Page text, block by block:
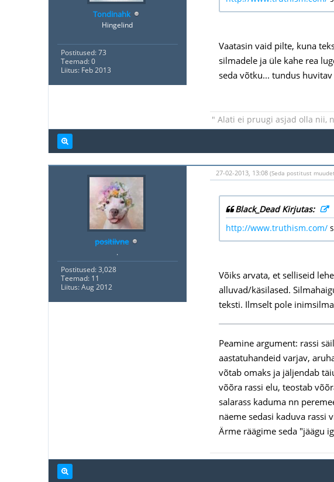
Tondinahk
Hingelind
Postitused: 73
Teemad: 0
Liitus: Feb 2013
Vaatasin vaid pilte, kuna
silmadele ja üle kahe rea
seda võtku... tundus
" Alati ei pruugi asjad olla nii,
positiivne
.
Postitused: 3,028
Teemad: 11
Liitus: Aug 2012
27-02-2013, 13:08 (Seda postitust
Black_Dead Kirjutas:
http://www.truthism.com/
Võiks arvata, et selliseid
alluvad/käsilased.
teksti. Ilmselt pole
Peamine argument: rassi
aastatuhandeid varjav,
võtab omaks ja jäljendab
võõra rassi elu, teostab
salarass kaduma nn
näeme sedasi kaduva
Ärme räägime seda "jäägu